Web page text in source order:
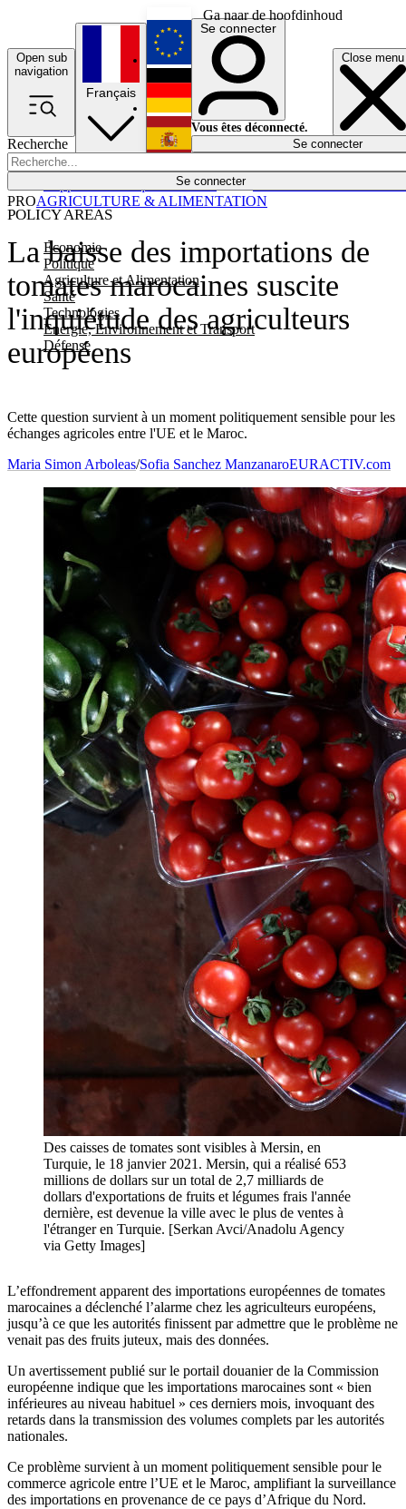
Ga naar de hoofdinhoud
Open sub
navigation
Close menu
Recherche
Se connecter
POLICY AREAS
Economie
Politique
Agriculture et Alimentation
Santé
Technologies
Energie, Environnement et Transport
Défense
Économie
Français
English
Deutsch
Español
Se connecter
Vous êtes déconnecté.
Se connecter
La baisse des importations de
tomates marocaines suscite
l'inquiétude des agriculteurs
européens
Cette question survient à un moment politiquement sensible pour les
échanges agricoles entre l'UE et le Maroc.
PROAGRICULTURE & ALIMENTATION
Maria Simon Arboleas/Sofia Sanchez ManzanaroEURACTIV.com
Des caisses de tomates sont visibles à Mersin, en
Turquie, le 18 janvier 2021. Mersin, qui a réalisé 653
millions de dollars sur un total de 2,7 milliards de
dollars d'exportations de fruits et légumes frais l'année
dernière, est devenue la ville avec le plus de ventes à
l'étranger en Turquie. [Serkan Avci/Anadolu Agency
via Getty Images]
L’effondrement apparent des importations européennes de tomates
marocaines a déclenché l’alarme chez les agriculteurs européens,
jusqu’à ce que les autorités finissent par admettre que le problème ne
venait pas des fruits juteux, mais des données.
Un avertissement publié sur le portail douanier de la Commission
européenne indique que les importations marocaines sont « bien
inférieures au niveau habituel » ces derniers mois, invoquant des
retards dans la transmission des volumes complets par les autorités
nationales.
Ce problème survient à un moment politiquement sensible pour le
commerce agricole entre l’UE et le Maroc, amplifiant la surveillance
des importations en provenance de ce pays d’Afrique du Nord.